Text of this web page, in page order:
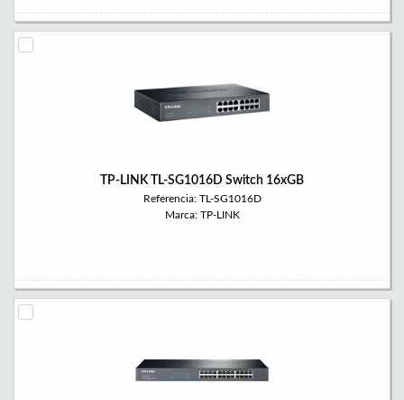
TP-LINK TL-SG1016D Switch 16xGB
Referencia: TL-SG1016D
Marca: TP-LINK